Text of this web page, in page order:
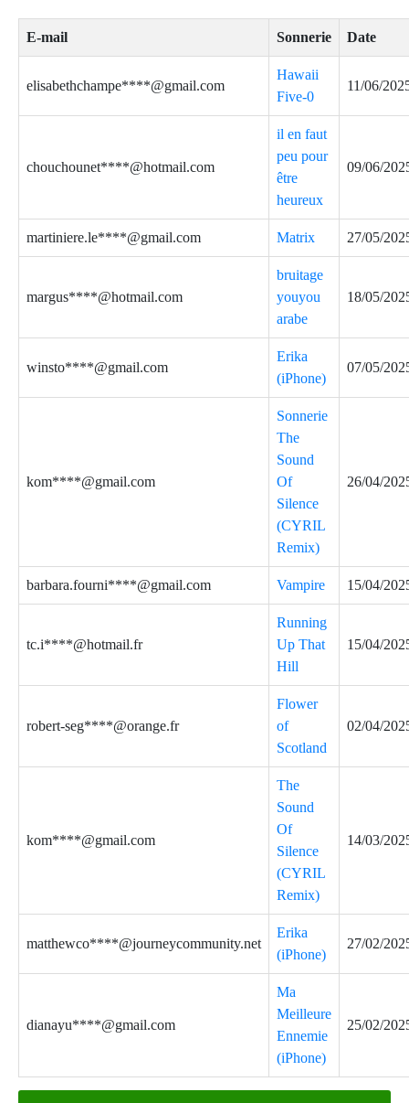
E-mail Sonnerie Date
elisabethchampe****@gmail.com
Hawaii
Five-0
11/06/
chouchounet****@hotmail.com
il en faut
peu pour
être
heureux
09/06/
martiniere.le****@gmail.com Matrix 27/05/
margus****@hotmail.com
bruitage
youyou
arabe
18/05/
winsto****@gmail.com
Erika
(iPhone)
07/05/
kom****@gmail.com
Sonnerie
The
Sound
Of
Silence
(CYRIL
Remix)
26/04/
barbara.fourni****@gmail.com Vampire 15/04/
tc.i****@hotmail.fr
Running
Up That
Hill
15/04/
robert-seg****@orange.fr
Flower
of
Scotland
02/04/
kom****@gmail.com
The
Sound
Of
Silence
(CYRIL
Remix)
14/03/
matthewco****@journeycommunity.net
Erika
(iPhone)
27/02/
dianayu****@gmail.com
Ma
Meilleure
Ennemie
(iPhone)
25/02/